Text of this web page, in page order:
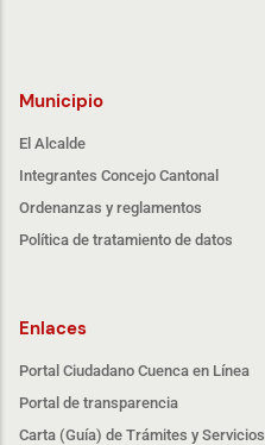
Municipio
El Alcalde
Integrantes Concejo Cantonal
Ordenanzas y reglamentos
Política de tratamiento de datos
Enlaces
Portal Ciudadano Cuenca en Línea
Portal de transparencia
Carta (Guía) de Trámites y Servicios